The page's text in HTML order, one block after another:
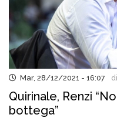
Mar, 28/12/2021 - 16:07
Quirinale, Renzi
bottega”